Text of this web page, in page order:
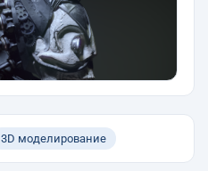
3D моделирование